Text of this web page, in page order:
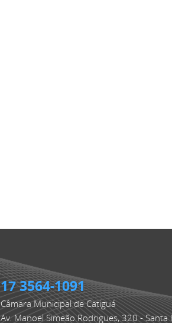
17 3564-1091
Câmara Municipal de Catiguá
Av. Manoel Simeão Rodrigues, 320 - Santa